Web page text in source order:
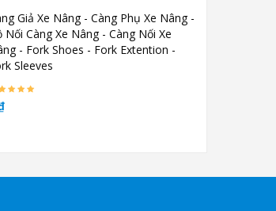
Giả Xe Nâng - Càng Phụ Xe Nâng -
Nối Càng Xe Nâng - Càng Nối Xe
- Fork Shoes - Fork Extention -
Sleeves